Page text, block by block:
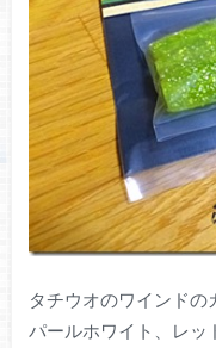
タチウオのワインドの
パールホワイト、レッ